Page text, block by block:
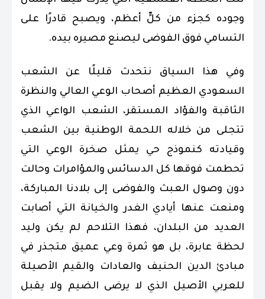
وجوده كجزء من كلٍّ أعظم، ويصبح قادرًا على
التسامي فوق الفوضى ليصنع مصيره بيده.
وفي هذا السياق نتحدث قليلًا عن الشعب
السعودي العظيم أصحاب الوعي العالي والنظرة
الثاقبة والفؤاد المستقر، الشعب الواعي الذي
تتجلى من خلاله اللحمة الوطنية بين الشعب
وقيادته كنموذج حي يمثل صخرة الوعي التي
تحطمت فوقها كل الدسائس والمؤامرات وحالت
دون وصول العبث والفوضى إلى بلادنا المباركة،
ومنعت عنها أيادي الغدر والخيانة التي أصابت
العديد من البلدان، فهذا التلاحم لم يكن وليد
لحظة عابرة، بل هو ثمرة وعي عميق متجذر في
مبادئ الدين الحنيف والعادات والقيم الأصيلة
للعربي الأصيل الذي لا يرضى الضيم ولا يقبل